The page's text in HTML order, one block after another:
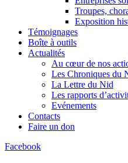
Troupes,
Exposition
Témoignages
Boîte à outils
Actualités
Au cœur de nos
Les Chroniques du
La Lettre du Nid
Les rapports
Evénements
Contacts
Faire un don
Facebook